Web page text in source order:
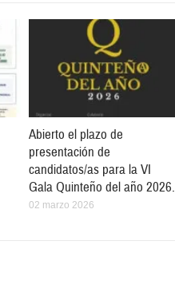
Abierto el plazo de
presentación de
candidatos/as para la VI
Gala Quinteño del año 2026.
02 marzo 2026